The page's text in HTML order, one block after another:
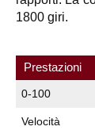
1800 giri.
Prestazioni
0-100
Velocità